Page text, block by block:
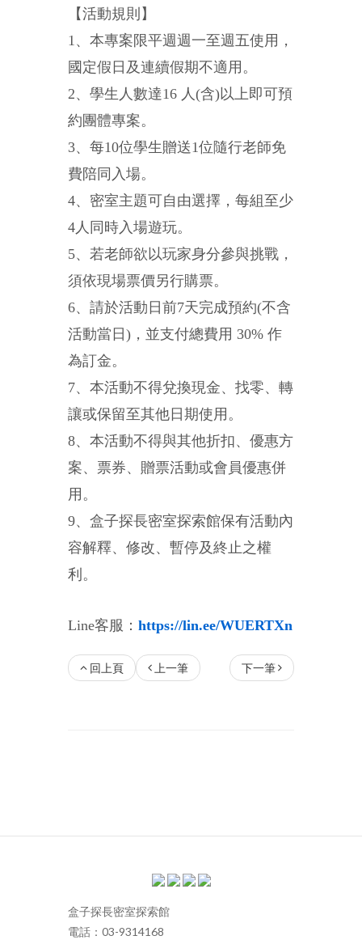
【活動規則】
1、本專案限平週週一至週五使用，
國定假日及連續假期不適用。
2、學生人數達16 人(含)以上即可預
約團體專案。
3、每10位學生贈送1位隨行老師免
費陪同入場。
4、密室主題可自由選擇，每組至少
4人同時入場遊玩。
5、若老師欲以玩家身分參與挑戰，
須依現場票價另行購票。
6、請於活動日前7天完成預約(不含
活動當日)，並支付總費用 30% 作
為訂金。
7、本活動不得兌換現金、找零、轉
讓或保留至其他日期使用。
8、本活動不得與其他折扣、優惠方
案、票券、贈票活動或會員優惠併
用。
9、盒子探長密室探索館保有活動內
容解釋、修改、暫停及終止之權
利。
Line客服： https://lin.ee/WUERTXn
回上頁 下一筆
上一筆
盒子探長密室探索館
電話：03-9314168